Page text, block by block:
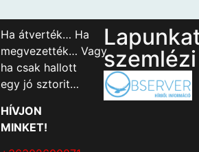
Ha átverték… Ha
megvezették… Vagy
ha csak hallott
egy jó sztorit…
HÍVJON
MINKET!
szemlézi